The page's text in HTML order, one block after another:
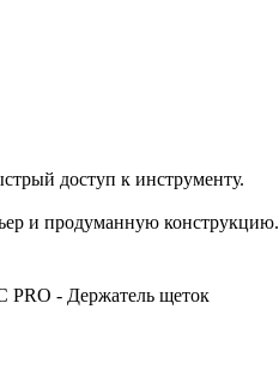
доступ к инструменту.
и продуманную конструкцию.
PRO - Держатель щеток